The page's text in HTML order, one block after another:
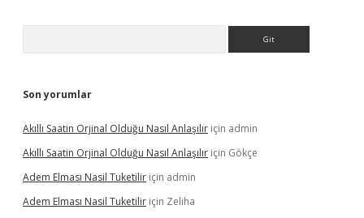
Son yorumlar
Akıllı Saatin Orjinal Olduğu Nasıl Anlaşılır için admin
Akıllı Saatin Orjinal Olduğu Nasıl Anlaşılır için Gökçe
Adem Elması Nasil Tuketilir için admin
Adem Elması Nasil Tuketilir için Zeliha